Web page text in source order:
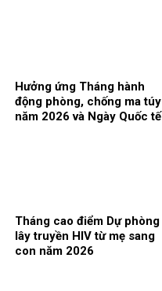
Hưởng ứng Tháng hành
động phòng, chống ma túy
năm 2026 và Ngày Quốc tế
Tháng cao điểm Dự phòng
lây truyền HIV từ mẹ sang
con năm 2026